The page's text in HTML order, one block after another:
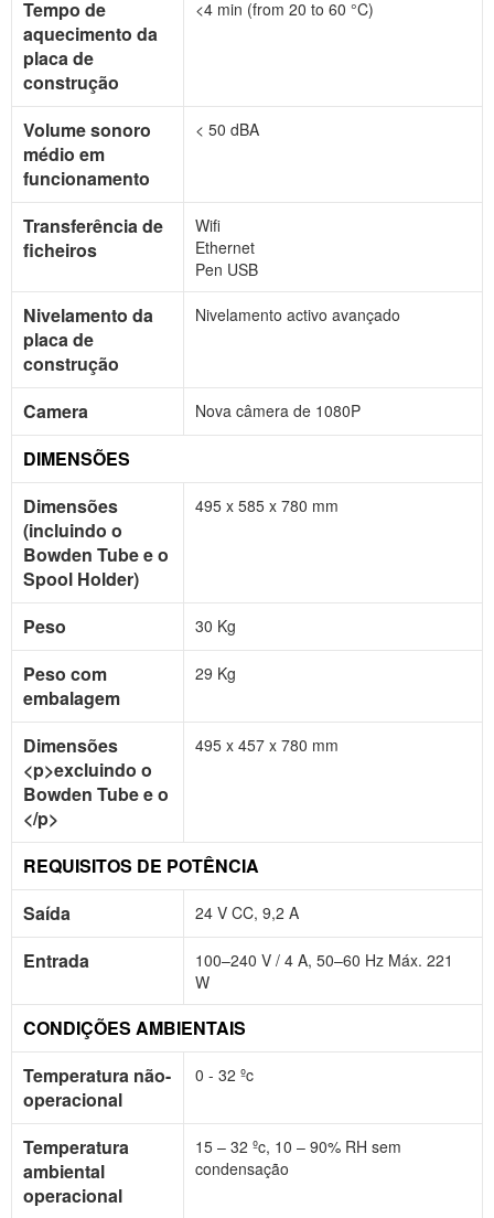
Tempo de
aquecimento da
placa de
construção
<4 min (from 20 to 60 °C)
Volume sonoro
médio em
funcionamento
< 50 dBA
Transferência de
ficheiros
Wifi
Ethernet
Pen USB
Nivelamento da
placa de
construção
Nivelamento activo avançado
Camera Nova câmera de 1080P
DIMENSÕES
Dimensões
(incluindo o
Bowden Tube e o
Spool Holder)
495 x 585 x 780 mm
Peso 30 Kg
Peso com
embalagem
29 Kg
Dimensões
<p>excluindo o
Bowden Tube e o
</p>
495 x 457 x 780 mm
REQUISITOS DE POTÊNCIA
Saída
24 V CC, 9,2 A
Entrada
100–240 V / 4 A, 50–60 Hz Máx. 221
W
CONDIÇÕES AMBIENTAIS
Temperatura não-
operacional
0 - 32 ºc
Temperatura
ambiental
operacional
15 – 32 ºc, 10 – 90% RH sem
condensação